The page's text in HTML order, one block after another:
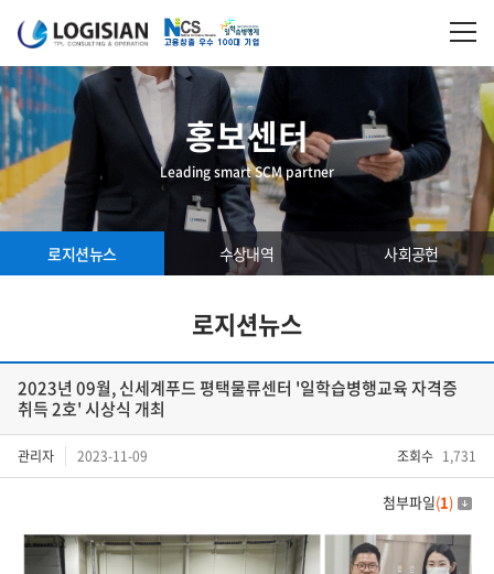
홍보센터
Leading smart SCM partner
로지션뉴스 수상내역 사회공헌
로지션뉴스
2023년 09월, 신세계푸드 평택물류센터 '일학습병행교육 자격증
취득 2호' 시상식 개최
관리자 2023-11-09 조회수 1,731
첨부파일(1)